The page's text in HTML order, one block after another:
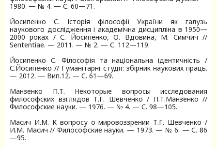
1980. — № 4. — С. 60—71.
Йосипенко С. Історія філософії України як галузь
наукового дослідження і академічна дисципліна в 1950—
2000 роках / С. Йосипенко, О. Вдовина, М. Симчич //
Sententiae. — 2011. — № 2. — С. 112—119.
Йосипенко С. Філософія та національна ідентичність /
С.Йосипенко // Гуманітарні студії: збірник наукових праць.
— 2012. — Вип.12. — С. 61—69.
Манзенко П.Т. Некоторые вопросы исследования
философских взглядов Т.Г. Шевченко / П.Т.Манзенко //
Философские науки. — 1976. — № 4. — С. 98—105.
Масич И.М. К вопросу о мировоззрении Т.Г. Шевченко /
И.М. Масич // Философские науки. — 1973. — № 6. — С. 86
—95.